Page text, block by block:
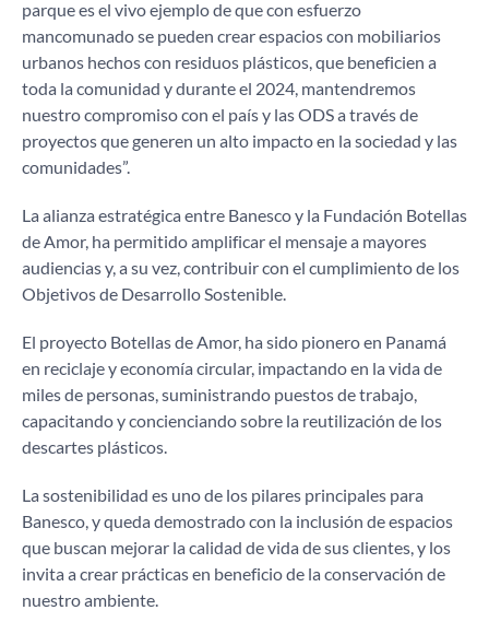
parque es el vivo ejemplo de que con esfuerzo
mancomunado se pueden crear espacios con mobiliarios
urbanos hechos con residuos plásticos, que beneficien a
toda la comunidad y durante el 2024, mantendremos
nuestro compromiso con el país y las ODS a través de
proyectos que generen un alto impacto en la sociedad y las
comunidades”.
La alianza estratégica entre Banesco y la Fundación Botellas
de Amor, ha permitido amplificar el mensaje a mayores
audiencias y, a su vez, contribuir con el cumplimiento de los
Objetivos de Desarrollo Sostenible.
El proyecto Botellas de Amor, ha sido pionero en Panamá
en reciclaje y economía circular, impactando en la vida de
miles de personas, suministrando puestos de trabajo,
capacitando y concienciando sobre la reutilización de los
descartes plásticos.
La sostenibilidad es uno de los pilares principales para
Banesco, y queda demostrado con la inclusión de espacios
que buscan mejorar la calidad de vida de sus clientes, y los
invita a crear prácticas en beneficio de la conservación de
nuestro ambiente.